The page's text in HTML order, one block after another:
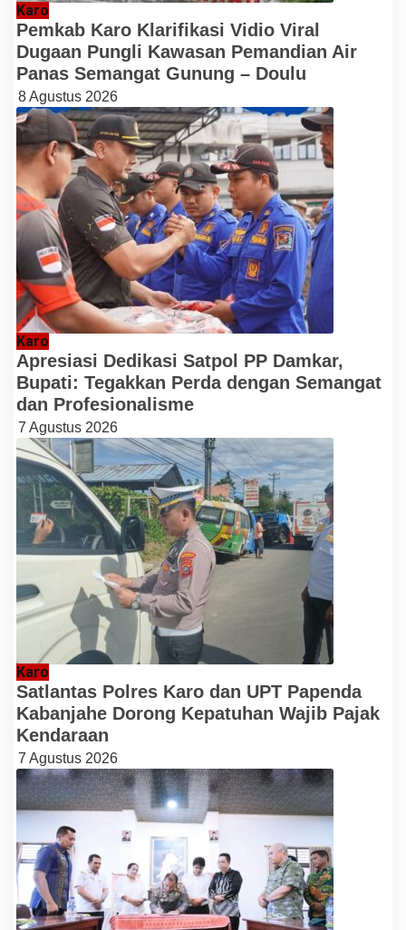
Karo
Pemkab Karo Klarifikasi Vidio Viral
Dugaan Pungli Kawasan Pemandian Air
Panas Semangat Gunung – Doulu
8 Agustus 2026
Karo
Apresiasi Dedikasi Satpol PP Damkar,
Bupati: Tegakkan Perda dengan Semangat
dan Profesionalisme
7 Agustus 2026
Karo
Satlantas Polres Karo dan UPT Papenda
Kabanjahe Dorong Kepatuhan Wajib Pajak
Kendaraan
7 Agustus 2026